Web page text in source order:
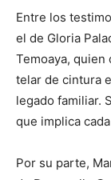
Entre los
el de Gloria
Temoaya,
telar de cintura
legado familiar.
que implica
Por su parte,